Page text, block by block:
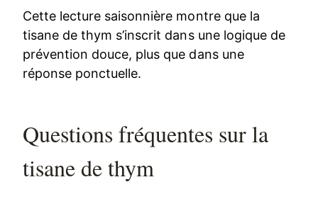
Cette lecture saisonnière montre que la
tisane de thym s’inscrit dans une logique de
prévention douce, plus que dans une
réponse ponctuelle.
Questions fréquentes sur la
tisane de thym